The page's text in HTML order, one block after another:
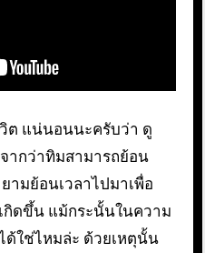
ต แน่นอนนะครับว่า ดู
ากว่าทิมสามารถย้อน
ามย้อนเวลาไปมาเพื่อ
กิดขึ้น แม้กระนั้นในความ
ด้ใช่ไหมล่ะ ด้วยเหตุนั้น